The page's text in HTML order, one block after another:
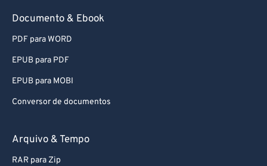
Documento & Ebook
PDF para WORD
EPUB para PDF
EPUB para MOBI
Conversor de documentos
Arquivo & Tempo
RAR para Zip